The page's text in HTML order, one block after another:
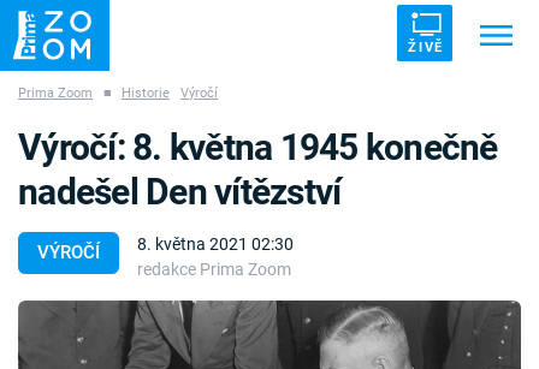
ŽIVĚ
ZÁHADY VETŘELCI DÁVNOVĚKU
Témata
Prima Zoom ■ Historie Výročí
VÝROČÍ
8. května 2021 02:30
redakce Prima Zoom
Výročí: 8. května 1945 konečně
nadešel Den vítězství